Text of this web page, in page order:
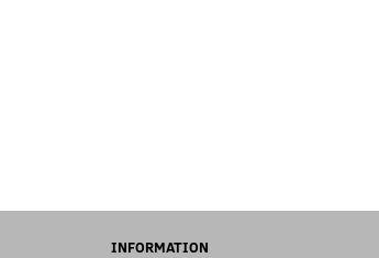
INFORMATION